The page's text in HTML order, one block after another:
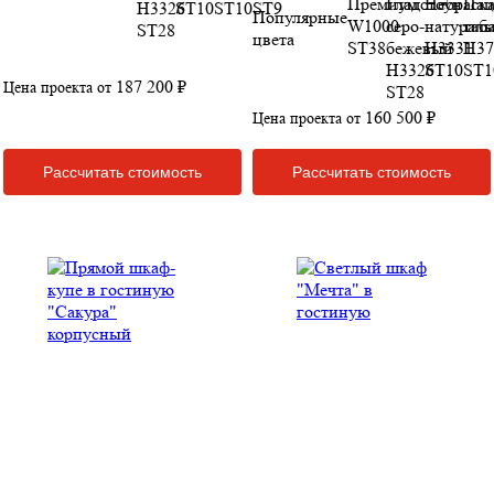
Цена проекта от 187 200 ₽
Рассчитать стоимость
Популярные
цвета
Цена проекта от 160 500 ₽
Рассчитать стоимость